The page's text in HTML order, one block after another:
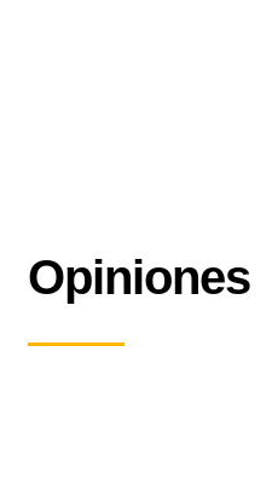
Opiniones